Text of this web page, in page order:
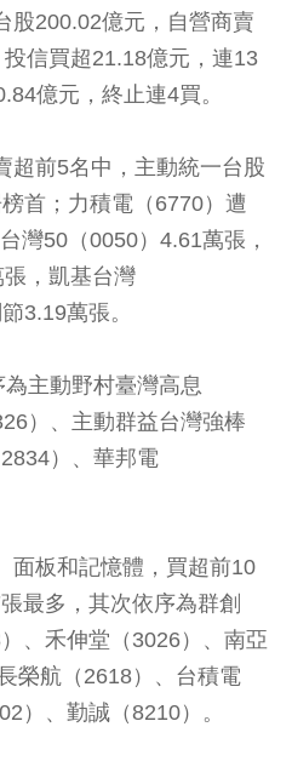
股200.02億元，自營商賣
信買超21.18億元，連13
億元，終止連4買。
超前5名中，主動統一台股
首；力積電（6770）遭
灣50（0050）4.61萬張，
，凱基台灣
3.19萬張。
主動野村臺灣高息
）、主動群益台灣強棒
）、華邦電
面板和記憶體，買超前10
最多，其次依序為群創
、禾伸堂（3026）、南亞
榮航（2618）、台積電
）、勤誠（8210）。